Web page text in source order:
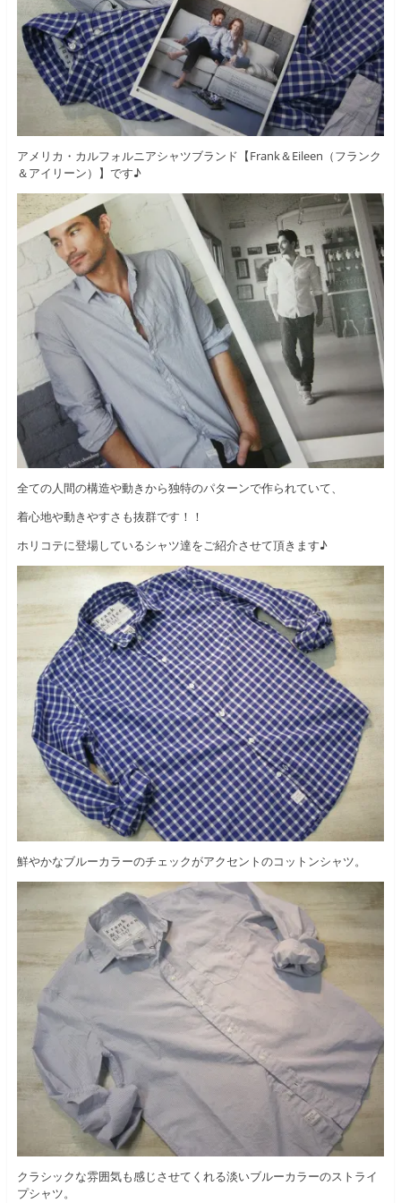
アメリカ・カルフォルニアシャツブランド【Frank＆Eileen（フランク
＆アイリーン）】です♪
全ての人間の構造や動きから独特のパターンで作られていて、
着心地や動きやすさも抜群です！！
ホリコテに登場しているシャツ達をご紹介させて頂きます♪
鮮やかなブルーカラーのチェックがアクセントのコットンシャツ。
クラシックな雰囲気も感じさせてくれる淡いブルーカラーのストライ
プシャツ。